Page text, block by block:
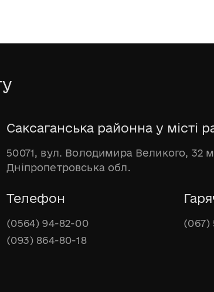
Саксаганська районна у місті
50071, вул. Володимира Великого, 32
Дніпропетровська обл.
Телефон
(0564) 94-82-00
(093) 864-80-18
(067)